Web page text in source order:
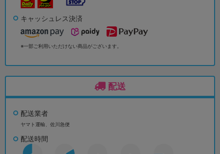
キャッシュレス決済
※一部ご利用いただけない商品がございます。
配送
配送業者
ヤマト運輸、佐川急便
配送時間